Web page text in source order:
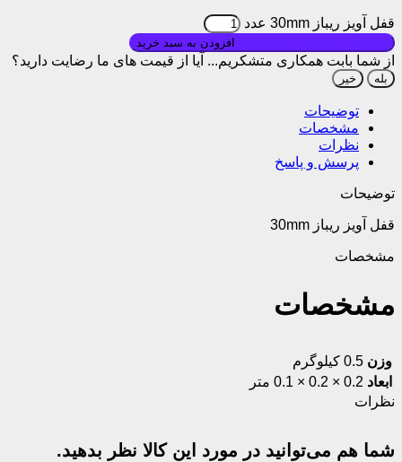
قفل آویز ریباز 30mm عدد
از شما بابت همکاری متشکریم... آیا از قیمت های ما رضایت دارید؟
بله خیر
توضیحات
مشخصات
نظرات
پرسش و پاسخ
توضیحات
قفل آویز ریباز 30mm
مشخصات
مشخصات
وزن 0.5 کیلوگرم
ابعاد 0.2 × 0.2 × 0.1 متر
نظرات
شما هم می‌توانید در مورد این کالا نظر بدهید.